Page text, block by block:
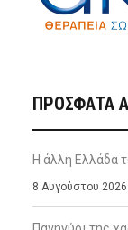
ΠΡΌΣΦΑΤΑ
Η άλλη Ελλάδα
8 Αυγούστου 2026